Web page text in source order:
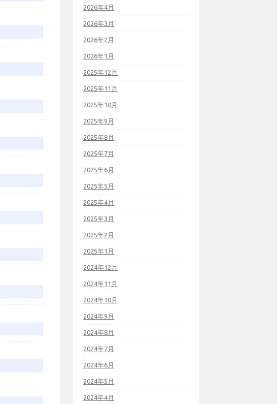
2026年4月
2026年3月
2026年2月
2026年1月
2025年12月
2025年11月
2025年10月
2025年9月
2025年8月
2025年7月
2025年6月
2025年5月
2025年4月
2025年3月
2025年2月
2025年1月
2024年12月
2024年11月
2024年10月
2024年9月
2024年8月
2024年7月
2024年6月
2024年5月
2024年4月